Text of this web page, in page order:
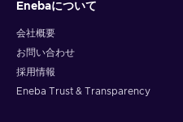
Enebaについて
会社概要
お問い合わせ
採用情報
Eneba Trust & Transparency